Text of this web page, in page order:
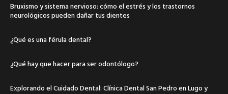
Bruxismo y sistema nervioso: cómo el estrés y los trastornos
neurológicos pueden dañar tus dientes
¿Qué es una férula dental?
¿Qué hay que hacer para ser odontólogo?
Explorando el Cuidado Dental: Clínica Dental San Pedro en Lugo y